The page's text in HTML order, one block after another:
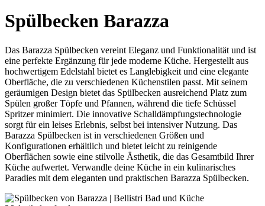
Spülbecken Barazza
Das Barazza Spülbecken vereint Eleganz und Funktionalität und ist
eine perfekte Ergänzung für jede moderne Küche. Hergestellt aus
hochwertigem Edelstahl bietet es Langlebigkeit und eine elegante
Oberfläche, die zu verschiedenen Küchenstilen passt. Mit seinem
geräumigen Design bietet das Spülbecken ausreichend Platz zum
Spülen großer Töpfe und Pfannen, während die tiefe Schüssel
Spritzer minimiert. Die innovative Schalldämpfungstechnologie
sorgt für ein leises Erlebnis, selbst bei intensiver Nutzung. Das
Barazza Spülbecken ist in verschiedenen Größen und
Konfigurationen erhältlich und bietet leicht zu reinigende
Oberflächen sowie eine stilvolle Ästhetik, die das Gesamtbild Ihrer
Küche aufwertet. Verwandle deine Küche in ein kulinarisches
Paradies mit dem eleganten und praktischen Barazza Spülbecken.